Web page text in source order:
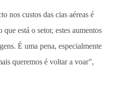
nos custos das cias aéreas é
está o setor, estes aumentos
É uma pena, especialmente
queremos é voltar a voar”,